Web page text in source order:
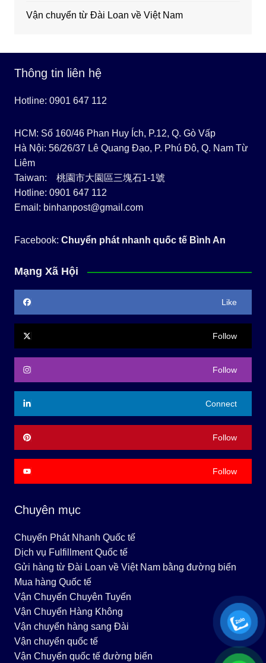
Vận chuyển từ Đài Loan về Việt Nam
Thông tin liên hệ
Hotline: 0901 647 112
HCM: Số 160/46 Phan Huy Ích, P.12, Q. Gò Vấp
Hà Nội: 56/26/37 Lê Quang Đạo, P. Phú Đô, Q. Nam Từ
Liêm
Taiwan: 桃園市大園區三塊石1-1號
Hotline: 0901 647 112
Email: binhanpost@gmail.com
Facebook: Chuyển phát nhanh quốc tế Bình An
Mạng Xã Hội
Like
Follow
Follow
Connect
Follow
Follow
Chuyên mục
Chuyển Phát Nhanh Quốc tế
Dịch vụ Fulfillment Quốc tế
Gửi hàng từ Đài Loan về Việt Nam bằng đường biển
Mua hàng Quốc tế
Vận Chuyển Chuyên Tuyến
Vận Chuyển Hàng Không
Vận chuyển hàng sang Đài
Vận chuyển quốc tế
Vận Chuyển quốc tế đường biển